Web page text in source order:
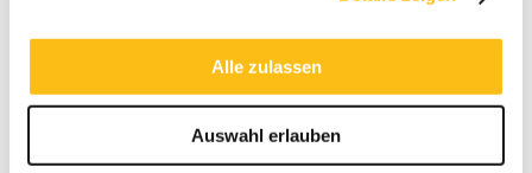
Alle zulassen
Auswahl erlauben
Gibt es Angebote für Events